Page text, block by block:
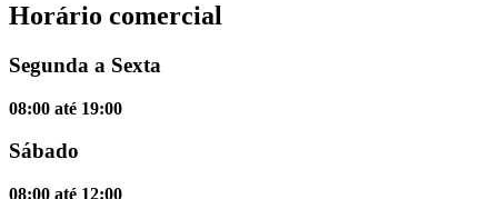
Horário comercial
Segunda a Sexta
08:00 até 19:00
Sábado
08:00 até 12:00